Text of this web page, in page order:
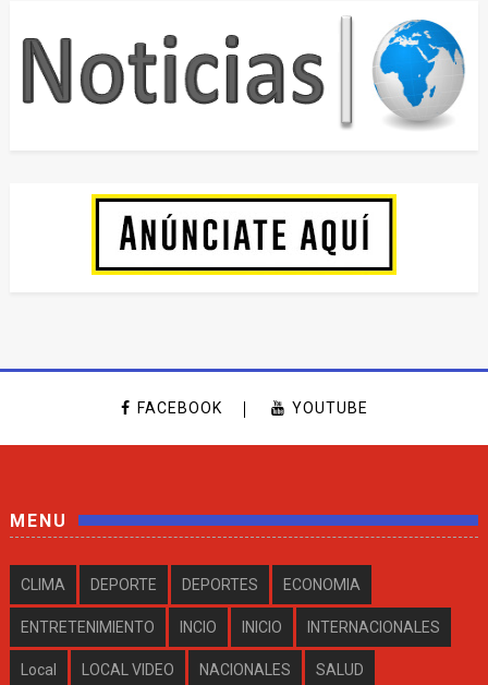
FACEBOOK YOUTUBE
MENU
CLIMA DEPORTE DEPORTES ECONOMIA
ENTRETENIMIENTO INCIO INICIO INTERNACIONALES
Local LOCAL VIDEO NACIONALES SALUD